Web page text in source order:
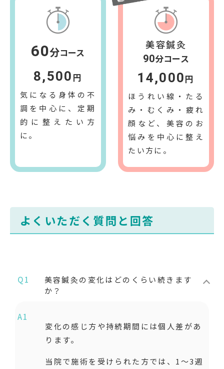
60分コース
8,500 円
気になる身体の不
調を中心に、定期
的に整えたい方
に。
美容鍼灸
90分コース
14,000円
ほうれい線・たる
み・むくみ・疲れ
顔など、美容のお
悩みを中心に整え
たい方に。
よくいただく質問と回答
Q1
美容鍼灸の変化はどのくらい続きます
か？
A1
変化の感じ方や持続期間には個人差があ
ります。
当院で施術を受けられた方では、1〜3週